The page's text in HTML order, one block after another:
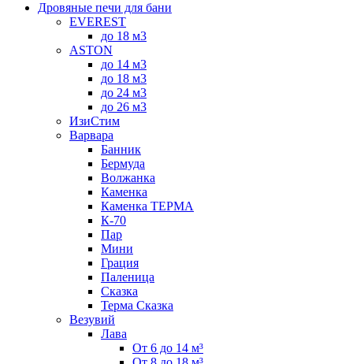
Дровяные печи для бани
EVEREST
до 18 м3
ASTON
до 14 м3
до 18 м3
до 24 м3
до 26 м3
ИзиСтим
Варвара
Банник
Бермуда
Волжанка
Каменка
Каменка ТЕРМА
К-70
Пар
Мини
Грация
Паленица
Сказка
Терма Сказка
Везувий
Лава
От 6 до 14 м³